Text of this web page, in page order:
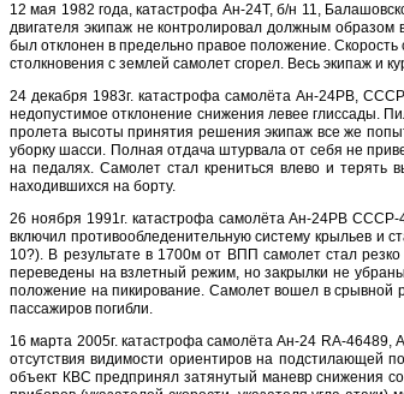
12 мая 1982 года, катастрофа Ан-24Т, б/н 11,
двигателя экипаж не контролировал должным образом
был отклонен в предельно правое положение.
столкновения с землей самолет сгорел. Весь экипаж и
24 декабря 1983г. катастрофа самолёта Ан-24РВ,
недопустимое отклонение снижения левее глиссады.
пролета высоты принятия решения экипаж все же
уборку шасси. Полная отдача штурвала от себя не
на педалях. Самолет стал крениться влево и
находившихся на борту.
26 ноября 1991г. катастрофа самолёта Ан-24РВ СССР-
включил противообледенительную систему крыльев и
10?). В результате в 1700м от ВПП самолет стал
переведены на взлетный режим, но закрылки не
положение на пикирование. Самолет вошел в срывной
пассажиров погибли.
16 марта 2005г. катастрофа самолёта Ан-24 RA-
отсутствия видимости ориентиров на подстилающей
объект КВС предпринял затянутый маневр снижения